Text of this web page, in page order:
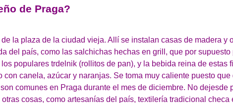
de Praga?
la plaza de la ciudad vieja. Allí se instalan casas de madera y
del país, como las salchichas hechas en grill, que por
populares trdelnik (rollitos de pan), y la bebida reina de estas
canela, azúcar y naranjas. Se toma muy caliente puesto que
comunes en Praga durante el mes de diciembre. No dejesde
cosas, como artesanías del país, textilería tradicional checa